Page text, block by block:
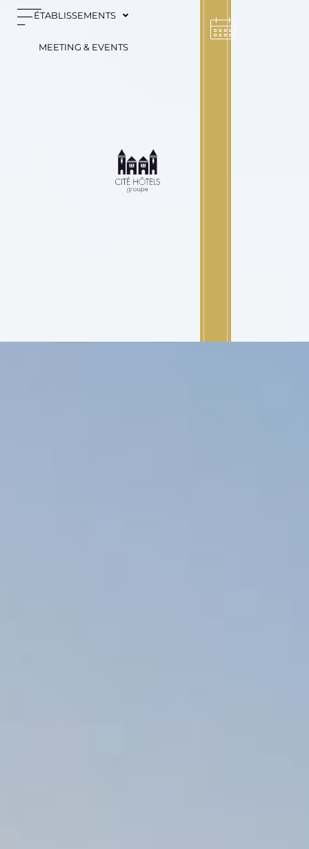
ÉTABLISSEMENTS
MEETING & EVENTS
Panneau de gestion des cookies